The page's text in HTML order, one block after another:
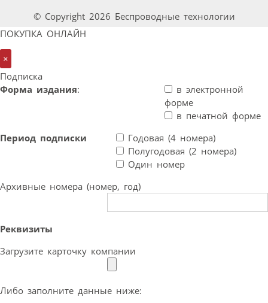
© Copyright 2026 Беспроводные технологии
ПОКУПКА ОНЛАЙН
×
Подписка
Форма издания:
в электронной
форме
в печатной форме
Период подписки
Годовая (4 номера)
Полугодовая (2 номера)
Один номер
Архивные номера (номер, год)
Реквизиты
Загрузите карточку компании
Либо заполните данные ниже: